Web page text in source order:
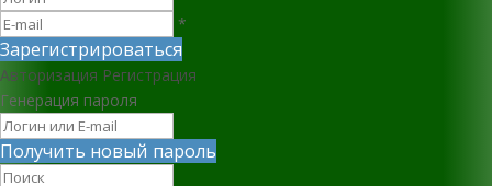
*
Зарегистрироваться
Авторизация Регистрация
Генерация пароля
Получить новый пароль